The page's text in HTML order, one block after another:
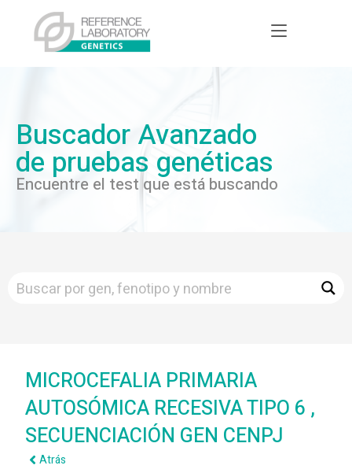
Buscador Avanzado
de pruebas genéticas
Encuentre el test que está buscando
MICROCEFALIA PRIMARIA
AUTOSÓMICA RECESIVA TIPO 6 ,
SECUENCIACIÓN GEN CENPJ
Atrás